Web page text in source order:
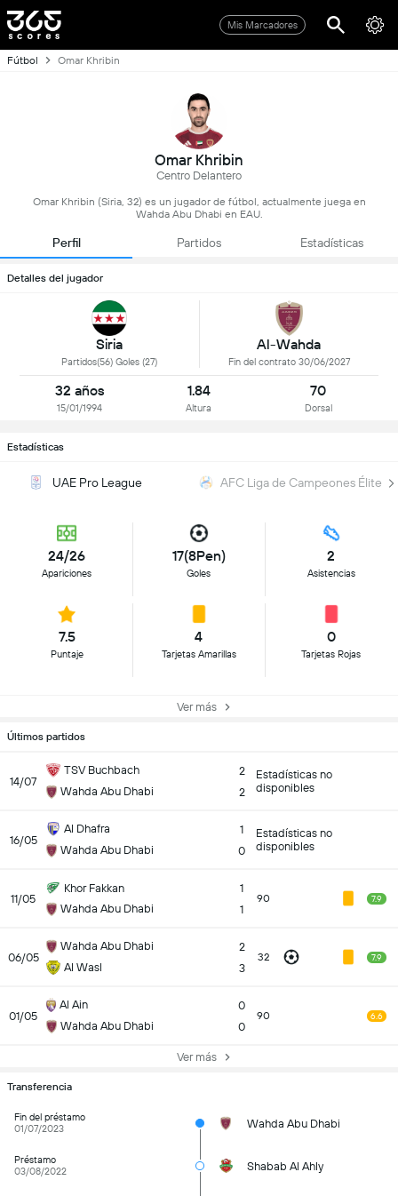
Mis Marcadores
Fútbol Omar Khribin
Omar Khribin
Centro Delantero
Omar Khribin (Siria, 32) es un jugador de fútbol, actualmente juega en
Wahda Abu Dhabi en EAU.
Perfil Partidos Estadísticas
Detalles del jugador
Siria
Partidos(56) Goles (27)
Al-Wahda
Fin del contrato 30/06/2027
32 años
15/01/1994
1.84
Altura
70
Dorsal
Estadísticas
UAE Pro League AFC Liga de Campeones Élite
24/26
Apariciones
17(8Pen)
Goles
2
Asistencias
7.5
Puntaje
4
Tarjetas Amarillas
0
Tarjetas Rojas
Ver más
Últimos partidos
14/07
TSV Buchbach
Wahda Abu Dhabi
2
2
Estadísticas no
disponibles
16/05
Al Dhafra
Wahda Abu Dhabi
1
0
Estadísticas no
disponibles
11/05
Khor Fakkan
Wahda Abu Dhabi
1
1
90 7.9
06/05
Wahda Abu Dhabi
Al Wasl
2
3
32 7.9
01/05
Al Ain
Wahda Abu Dhabi
0
0
90 6.6
Ver más
Transferencia
Fin del préstamo
01/07/2023
Wahda Abu Dhabi
Préstamo
03/08/2022
Shabab Al Ahly